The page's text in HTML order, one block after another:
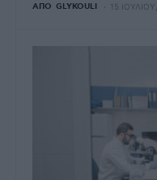
ΑΠΌ GLYKOULI 15